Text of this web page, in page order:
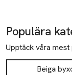
Populära
Upptäck våra
Beiga